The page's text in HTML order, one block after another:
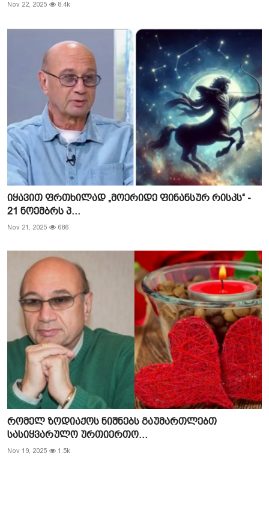
Nov 22, 2025 8.4k
იყავით ფრთხილად „მოერიდე ფინანსურ რისკს“ -
21 ნოემბრს პ...
Nov 21, 2025 686
რომელ ზოდიაქოს ნიშნებს გაუმართლებთ
სასიყვარულო ურთიერთო...
Nov 19, 2025 1.5k